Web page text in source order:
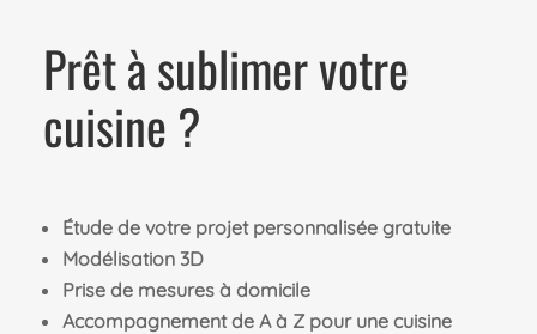
Prêt à sublimer votre
cuisine ?
Étude de votre projet personnalisée gratuite
Modélisation 3D
Prise de mesures à domicile
Accompagnement de A à Z pour une cuisine